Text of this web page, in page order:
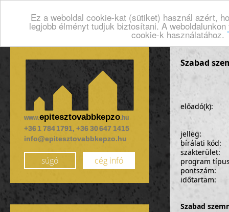
Ez a weboldal cookie-kat (sütiket) használ azért,
legjobb élményt tudjuk biztosítani. A
cookie-k használatához.
www.epitesztovabbkepzo.hu
+36 1 784 1791, +36 30 647 1415
info@epitesztovabbkepzo.hu
súgó cég infó
Szabad
előadó(k):
jelleg:
bírálati kód:
szakterület:
program
pontszám:
időtartam:
Szabad